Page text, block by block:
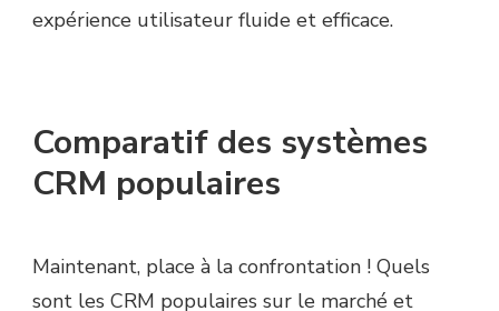
expérience utilisateur fluide et efficace.
Comparatif des systèmes
CRM populaires
Maintenant, place à la confrontation ! Quels
sont les CRM populaires sur le marché et